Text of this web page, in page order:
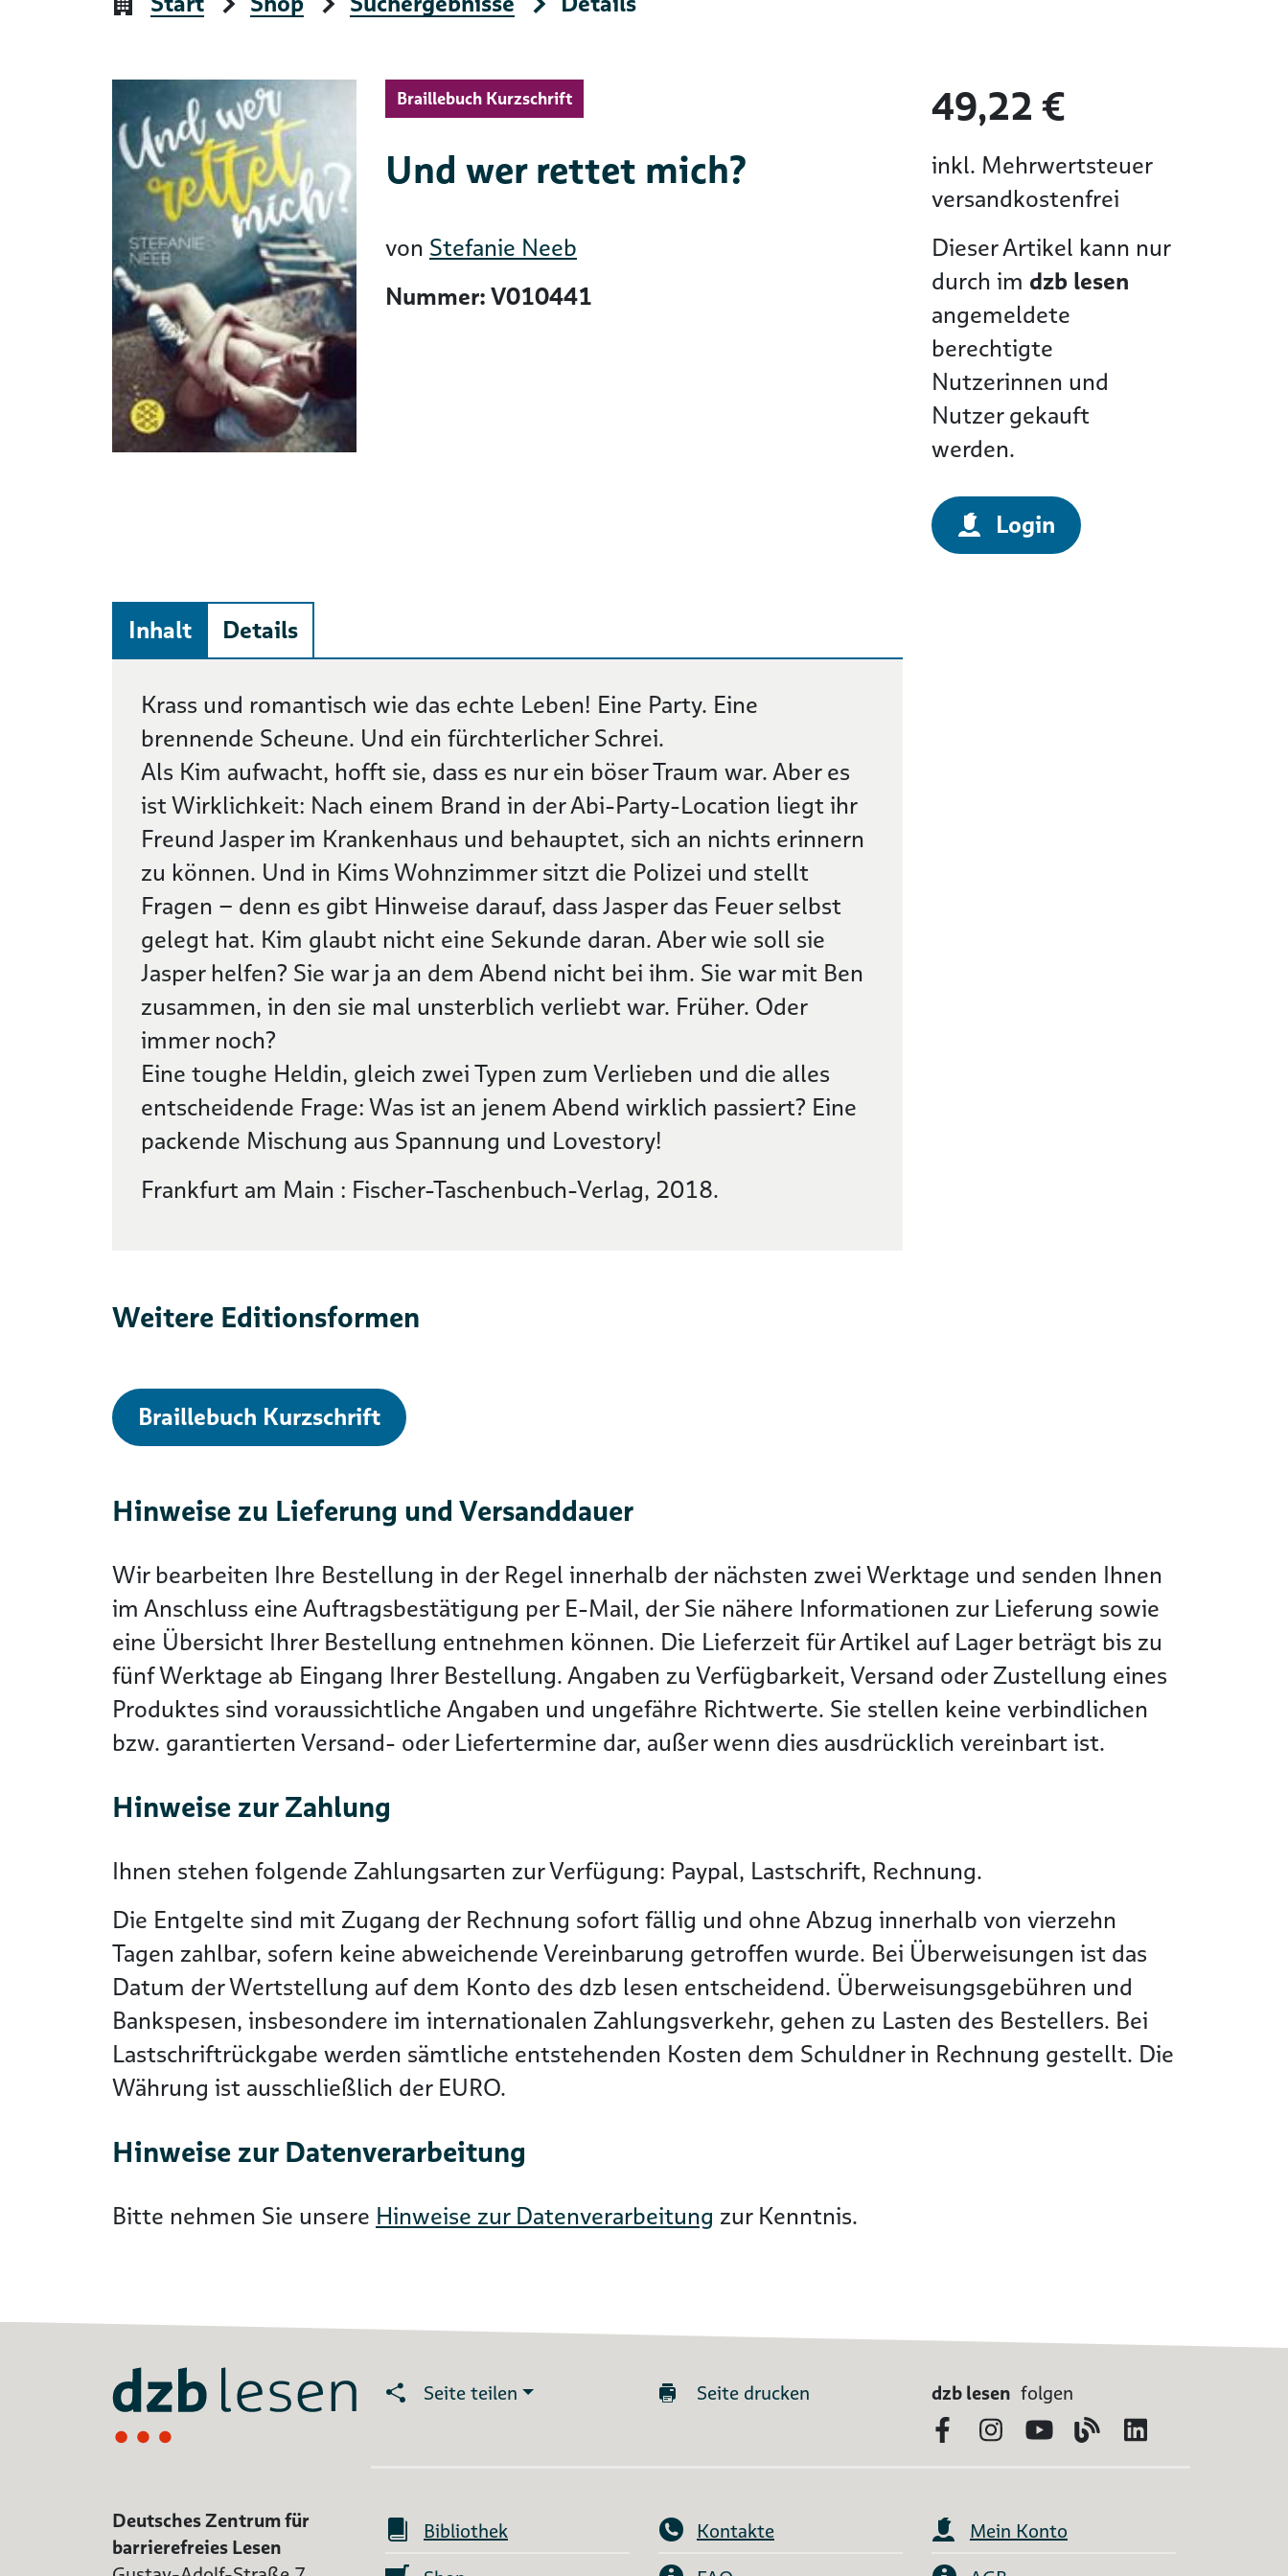
Braillebuch Kurzschrift
Und wer rettet mich?
von Stefanie Neeb
Nummer: V010441
49,22 €
inkl. Mehrwertsteuer
versandkostenfrei
Dieser Artikel kann nur
durch im dzb lesen
angemeldete
berechtigte
Nutzerinnen und
Nutzer gekauft
werden.
Login
Inhalt Details
Beschreibung
Krass und romantisch wie das echte Leben! Eine Party. Eine
brennende Scheune. Und ein fürchterlicher Schrei.
Als Kim aufwacht, hofft sie, dass es nur ein böser Traum war. Aber es
ist Wirklichkeit: Nach einem Brand in der Abi-Party-Location liegt ihr
Freund Jasper im Krankenhaus und behauptet, sich an nichts erinnern
zu können. Und in Kims Wohnzimmer sitzt die Polizei und stellt
Fragen – denn es gibt Hinweise darauf, dass Jasper das Feuer selbst
gelegt hat. Kim glaubt nicht eine Sekunde daran. Aber wie soll sie
Jasper helfen? Sie war ja an dem Abend nicht bei ihm. Sie war mit Ben
zusammen, in den sie mal unsterblich verliebt war. Früher. Oder
immer noch?
Eine toughe Heldin, gleich zwei Typen zum Verlieben und die alles
entscheidende Frage: Was ist an jenem Abend wirklich passiert? Eine
packende Mischung aus Spannung und Lovestory!
Frankfurt am Main : Fischer-Taschenbuch-Verlag, 2018.
Weitere Editionsformen
Braillebuch Kurzschrift
Hinweise zu Lieferung und Versanddauer
Wir bearbeiten Ihre Bestellung in der Regel innerhalb der nächsten zwei Werktage und senden Ihnen
im Anschluss eine Auftragsbestätigung per E-Mail, der Sie nähere Informationen zur Lieferung sowie
eine Übersicht Ihrer Bestellung entnehmen können. Die Lieferzeit für Artikel auf Lager beträgt bis zu
fünf Werktage ab Eingang Ihrer Bestellung. Angaben zu Verfügbarkeit, Versand oder Zustellung eines
Produktes sind voraussichtliche Angaben und ungefähre Richtwerte. Sie stellen keine verbindlichen
bzw. garantierten Versand- oder Liefertermine dar, außer wenn dies ausdrücklich vereinbart ist.
Hinweise zur Zahlung
Ihnen stehen folgende Zahlungsarten zur Verfügung: Paypal, Lastschrift, Rechnung.
Die Entgelte sind mit Zugang der Rechnung sofort fällig und ohne Abzug innerhalb von vierzehn
Tagen zahlbar, sofern keine abweichende Vereinbarung getroffen wurde. Bei Überweisungen ist das
Datum der Wertstellung auf dem Konto des dzb lesen entscheidend. Überweisungsgebühren und
Bankspesen, insbesondere im internationalen Zahlungsverkehr, gehen zu Lasten des Bestellers. Bei
Lastschriftrückgabe werden sämtliche entstehenden Kosten dem Schuldner in Rechnung gestellt. Die
Währung ist ausschließlich der EURO.
Hinweise zur Datenverarbeitung
Bitte nehmen Sie unsere Hinweise zur Datenverarbeitung zur Kenntnis.
Seite teilen Seite drucken dzb lesen folgen
FacebookInstagram
YouTubeBlog
Deutsches Zentrum für
barrierefreies Lesen
Bibliothek Kontakte
Mein Konto